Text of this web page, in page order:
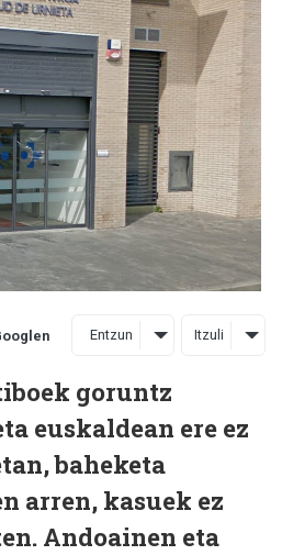
Entzun Itzuli
goruntz
euskaldean ere ez
baheketa
arren, kasuek ez
Andoainen eta